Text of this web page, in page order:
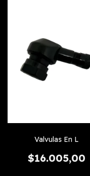
Valvulas En L
$16.005,00